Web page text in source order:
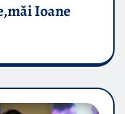
Ioane